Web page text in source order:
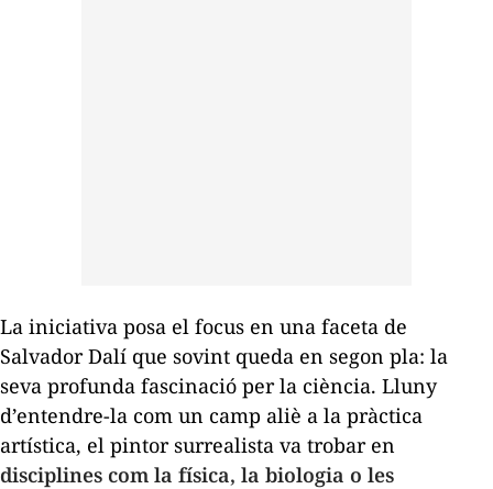
La iniciativa posa el focus en una faceta de
Salvador Dalí que sovint queda en segon pla: la
seva profunda fascinació per la ciència. Lluny
d’entendre-la com un camp aliè a la pràctica
artística, el pintor surrealista va trobar en
disciplines com la física, la biologia o les